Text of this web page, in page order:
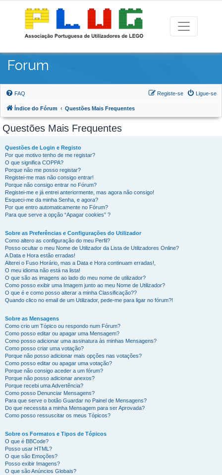
Forum
FAQ Ligue-se
Registe-se
Índice do Fórum Questões Mais Frequentes
Questões Mais Frequentes
Questões de Login e Registo
Por que motivo tenho de me registar?
O que significa COPPA?
Porque não me posso registar?
Registei-me mas não consigo entrar!
Porque não consigo entrar no Fórum?
Registei-me e já entrei anteriormente, mas agora não consigo!
Esqueci-me da minha Senha, e agora?
Por que entro automaticamente no Fórum?
Para que serve a opção “Apagar cookies” ?
Sobre as Preferências e Configurações do Utilizador
Como altero as configuração do meu Perfil?
Posso ocultar o meu Nome de Utilizador da Lista de Utilizadores Online?
A Data e Hora estão erradas!
Alterei o Fuso Horário, mas a Data e Hora continuam erradas!,
O meu idioma não está na lista!
O que são as imagens ao lado do meu nome de utilizador?
Como posso exibir uma Imagem junto ao meu Nome de Utilizador?
O que é e como posso alterar a minha Classificação??
Quando clico no email de um Utilizador, pede-me para ligar no fórum?!
Sobre as Mensagens
Como crio um Tópico ou respondo num Fórum?
Como posso editar ou apagar uma Mensagem?
Como posso adicionar uma assinatura às minhas Mensagens?
Como posso criar uma votação?
Porque não posso adicionar mais opções nas votações?
Como posso editar ou apagar uma votação?
Porque não consigo aceder a um fórum?
Porque não posso adicionar anexos?
Porque recebi uma Advertência?
Como posso Denunciar Mensagens?
Para que serve o botão Guardar no Painel de Mensagens?
Do que necessita a minha Mensagem para ser Aprovada?
Como posso ressuscitar os meus Tópicos?
Sobre os Formatos e Tipos de Tópicos
O que é BBCode?
Posso usar HTML?
O que são Emoções?
Posso exibir Imagens?
O que são Anúncios Globais?